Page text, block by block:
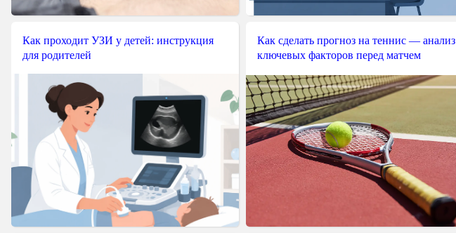
Как проходит УЗИ у детей: инструкция
для родителей
Как сделать прогноз на теннис — анализ
ключевых факторов перед матчем